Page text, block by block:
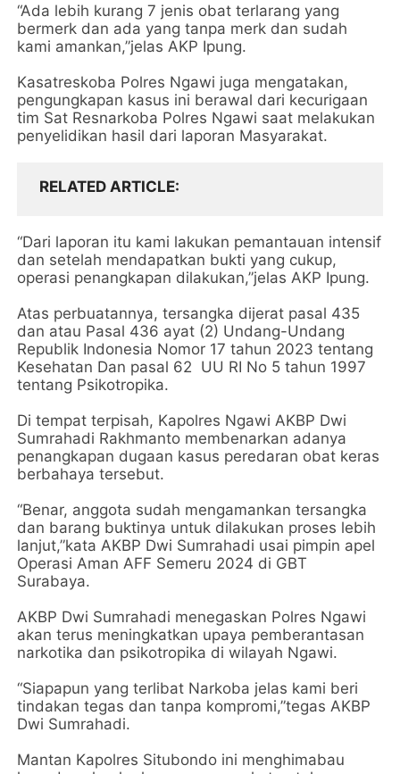
“Ada lebih kurang 7 jenis obat terlarang yang
bermerk dan ada yang tanpa merk dan sudah
kami amankan,”jelas AKP Ipung.
Kasatreskoba Polres Ngawi juga mengatakan,
pengungkapan kasus ini berawal dari kecurigaan
tim Sat Resnarkoba Polres Ngawi saat melakukan
penyelidikan hasil dari laporan Masyarakat.
RELATED ARTICLE
“Dari laporan itu kami lakukan pemantauan intensif
dan setelah mendapatkan bukti yang cukup,
operasi penangkapan dilakukan,”jelas AKP Ipung.
Atas perbuatannya, tersangka dijerat pasal 435
dan atau Pasal 436 ayat (2) Undang-Undang
Republik Indonesia Nomor 17 tahun 2023 tentang
Kesehatan Dan pasal 62 UU RI No 5 tahun 1997
tentang Psikotropika.
Di tempat terpisah, Kapolres Ngawi AKBP Dwi
Sumrahadi Rakhmanto membenarkan adanya
penangkapan dugaan kasus peredaran obat keras
berbahaya tersebut.
“Benar, anggota sudah mengamankan tersangka
dan barang buktinya untuk dilakukan proses lebih
lanjut,”kata AKBP Dwi Sumrahadi usai pimpin apel
Operasi Aman AFF Semeru 2024 di GBT
Surabaya.
AKBP Dwi Sumrahadi menegaskan Polres Ngawi
akan terus meningkatkan upaya pemberantasan
narkotika dan psikotropika di wilayah Ngawi.
“Siapapun yang terlibat Narkoba jelas kami beri
tindakan tegas dan tanpa kompromi,”tegas AKBP
Dwi Sumrahadi.
Mantan Kapolres Situbondo ini menghimabau